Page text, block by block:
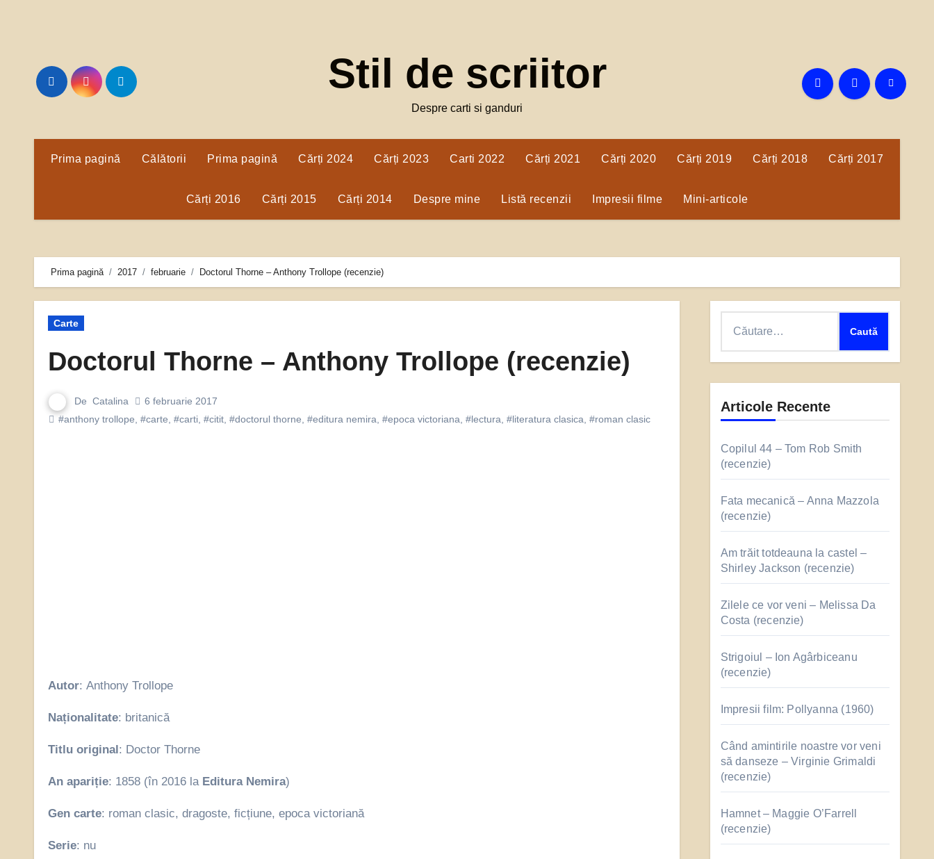
Stil de scriitor
Despre carti si ganduri
Prima pagină Călătorii Prima pagină Cărți 2024 Cărți 2023 Carti 2022 Cărți 2021 Cărți 2020 Cărți 2019 Cărți 2018 Cărți 2017
Cărți 2016 Cărți 2015 Cărți 2014 Despre mine Listă recenzii Impresii filme Mini-articole
Prima pagină 2017 februarie Doctorul Thorne – Anthony Trollope (recenzie)
Carte
Doctorul Thorne – Anthony Trollope (recenzie)
De Catalina
6 februarie 2017
#anthony trollope #carte #carti #citit #doctorul thorne #editura nemira #epoca victoriana #lectura #literatura clasica #roman clasic
Autor: Anthony Trollope
Naționalitate: britanică
Titlu original: Doctor Thorne
An apariție: 1858 (în 2016 la Editura Nemira)
Gen carte: roman clasic, dragoste, ficțiune, epoca victoriană
Serie: nu
Articole Recente
Copilul 44 – Tom Rob Smith
(recenzie)
Fata mecanică – Anna Mazzola
(recenzie)
Am trăit totdeauna la castel –
Shirley Jackson (recenzie)
Zilele ce vor veni – Melissa Da
Costa (recenzie)
Strigoiul – Ion Agârbiceanu
(recenzie)
Impresii film: Pollyanna (1960)
Când amintirile noastre vor veni
să danseze – Virginie Grimaldi
(recenzie)
Hamnet – Maggie O’Farrell
(recenzie)